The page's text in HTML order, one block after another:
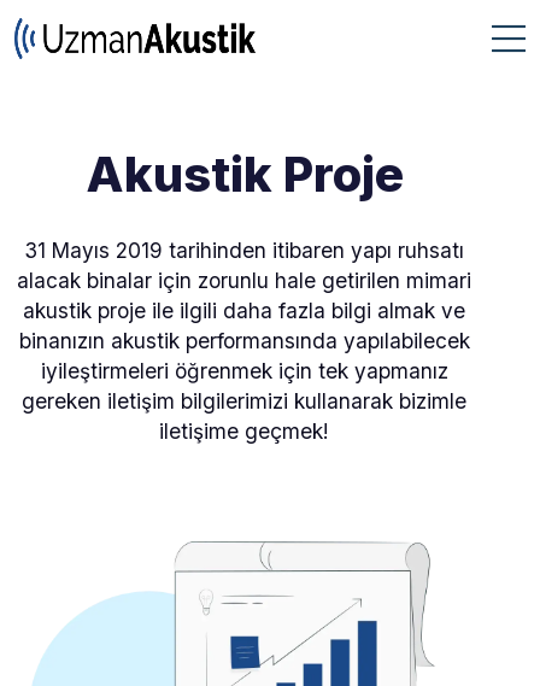
Akustik Proje
31 Mayıs 2019 tarihinden itibaren yapı ruhsatı
alacak binalar için zorunlu hale getirilen mimari
akustik proje ile ilgili daha fazla bilgi almak ve
binanızın akustik performansında yapılabilecek
iyileştirmeleri öğrenmek için tek yapmanız
gereken iletişim bilgilerimizi kullanarak bizimle
iletişime geçmek!